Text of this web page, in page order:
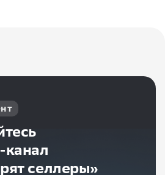
канал
селлеры»